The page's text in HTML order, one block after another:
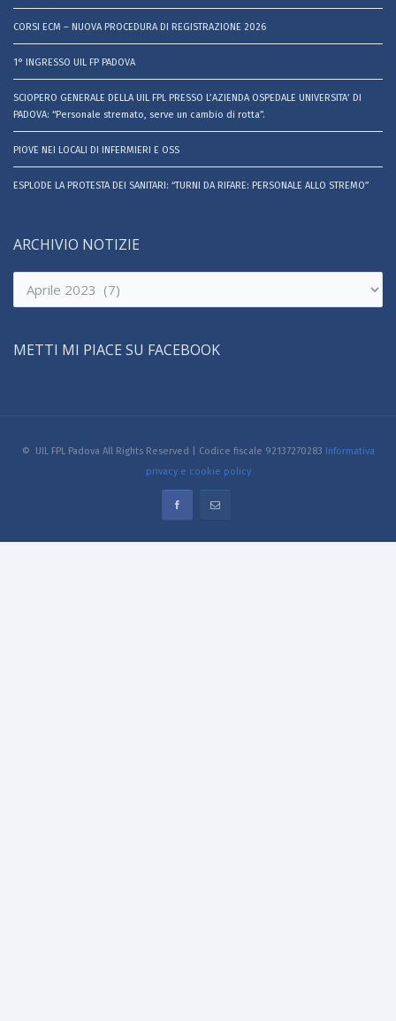
CORSI ECM – NUOVA PROCEDURA DI REGISTRAZIONE 2026
1° INGRESSO UIL FP PADOVA
SCIOPERO GENERALE DELLA UIL FPL PRESSO L’AZIENDA OSPEDALE UNIVERSITA’ DI
PADOVA: “Personale stremato, serve un cambio di rotta”.
PIOVE NEI LOCALI DI INFERMIERI E OSS
ESPLODE LA PROTESTA DEI SANITARI: “TURNI DA RIFARE: PERSONALE ALLO STREMO”
ARCHIVIO NOTIZIE
Archivio
notizie
METTI MI PIACE SU FACEBOOK
© UIL FPL Padova All Rights Reserved | Codice fiscale 92137270283 Informativa
privacy e cookie policy